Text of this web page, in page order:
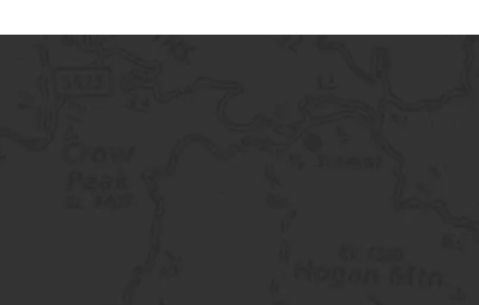
Promete Revolucionar Sua Estética!